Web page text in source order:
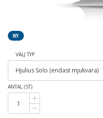
NY
VÄLJ TYP
ANTAL (ST)